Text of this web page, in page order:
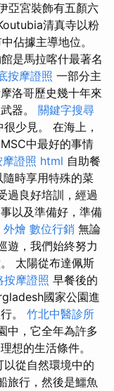
亞宮裝飾有五顏六
清真寺以粉
佔據主導地位。
是馬拉喀什最著名
按摩證照 一部分主
洛哥歷史幾十年來
器。 關鍵字搜尋
少見。 在海上，
中最好的事情
摩證照 html 自助餐
時享用特殊的菜
過良好培訓，經過
以及準備好，準備
外燴 數位行銷 無論
遊，我們始終努力
太陽從布達佩斯
按摩證照 早餐後的
國家公園進
。 竹北中醫診所
中，它全年為許多
想的生活條件。
從自然環境中的
旅行，然後是鱷魚